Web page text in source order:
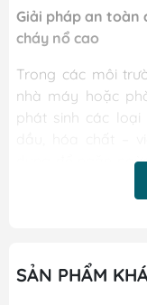
Giải pháp an toàn
cháy nổ cao
Trong các môi
nhà máy hoặc
phát sinh các
dụng để ngăn
trọng. Với thiết kế
lý tưởng giúp
Đặc điểm
SẢN PHẨM